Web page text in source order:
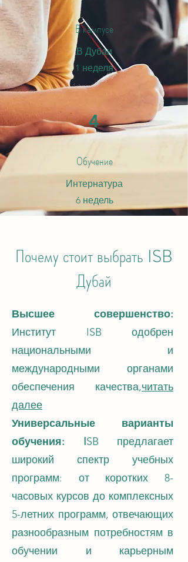
В кампусе
В Дубаи
1 неделя
4
Обучение
Интернатура
6 недель
Почему стоит выбрать ISB
Дубай
Высшее совершенство:
Институт ISB одобрен
национальными и
международными органами
обеспечения качества,читать
далее
Универсальные варианты
обучения: ISB предлагает
широкий спектр учебных
программ: от коротких 8-
часовых курсов до комплексных
5-летних программ, отвечающих
разнообразным потребностям в
обучении и карьерным